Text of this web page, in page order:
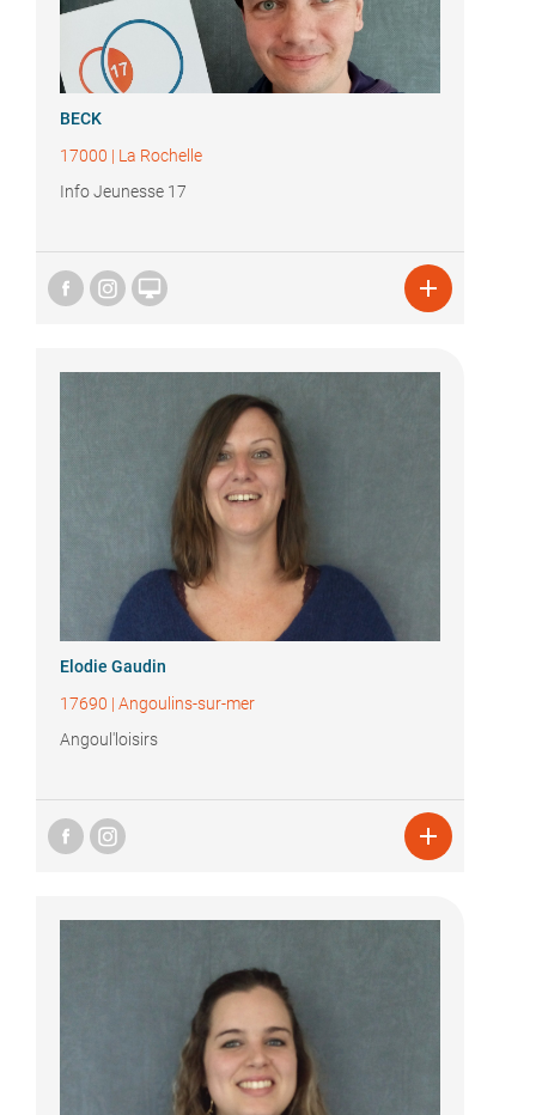
BECK
17000 | La Rochelle
Info Jeunesse 17
 
Elodie Gaudin
17690 | Angoulins-sur-mer
Angoul'loisirs
